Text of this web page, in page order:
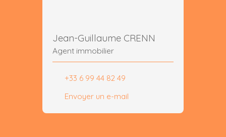
Jean-Guillaume CRENN
Agent immobilier
+33 6 99 44 82 49
Envoyer un e-mail